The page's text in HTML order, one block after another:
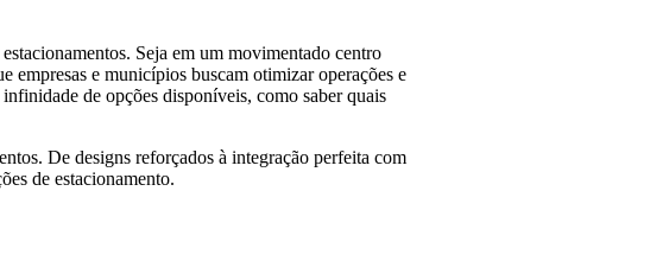
Seja em um movimentado centro
empresas e municípios buscam otimizar operações e
de opções disponíveis, como saber quais
De designs reforçados à integração perfeita com
de estacionamento.